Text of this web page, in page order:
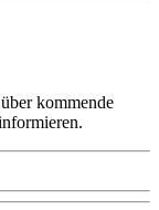
kommende